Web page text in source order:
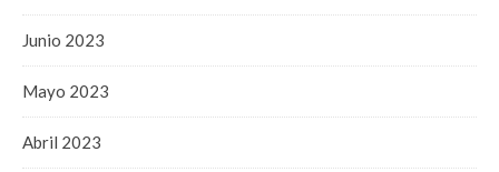
Junio 2023
Mayo 2023
Abril 2023